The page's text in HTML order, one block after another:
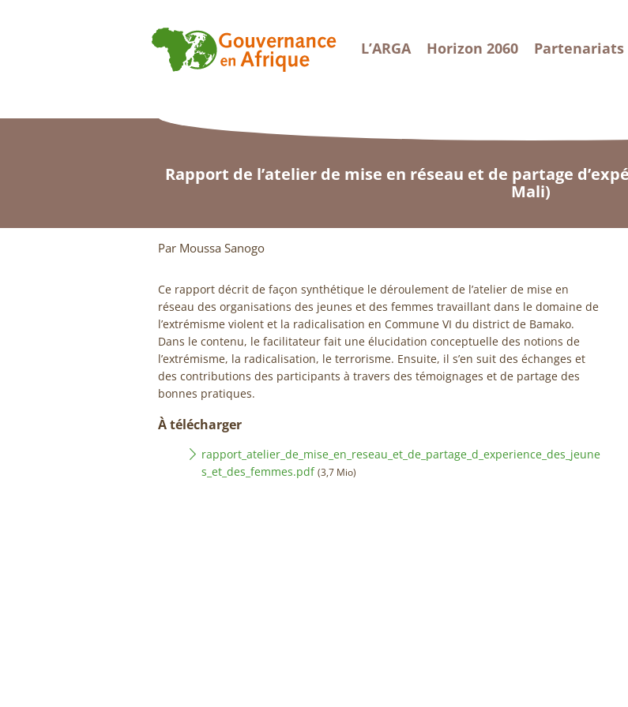
L’ARGA Horizon 2060 Partenariats
Rapport de l’atelier de mise en réseau et de partage
Mali)
Par Moussa Sanogo
Ce rapport décrit de façon synthétique le déroulement de l’atelier de mise en
réseau des organisations des jeunes et des femmes travaillant dans le domaine de
l’extrémisme violent et la radicalisation en Commune VI du district de Bamako.
Dans le contenu, le facilitateur fait une élucidation conceptuelle des notions de
l’extrémisme, la radicalisation, le terrorisme. Ensuite, il s’en suit des échanges et
des contributions des participants à travers des témoignages et de partage des
bonnes pratiques.
À télécharger
rapport_atelier_de_mise_en_reseau_et_de_partage_d_experience_des_jeune
s_et_des_femmes.pdf (3,7 Mio)